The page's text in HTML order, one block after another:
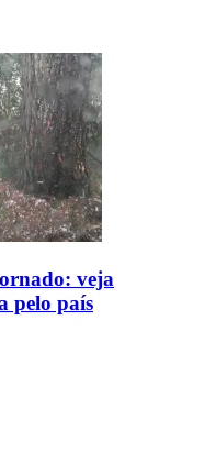
veja
pelo país